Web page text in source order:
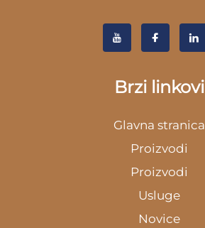
Brzi linkovi
Glavna stranica
Proizvodi
Proizvodi
Usluge
Novice